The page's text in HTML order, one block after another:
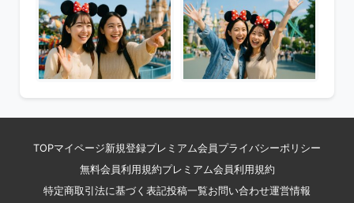
TOPマイページ新規登録プレミアム会員 プライバシーポリシー
無料会員利用規約プレミアム会員利用規約
特定商取引法に基づく表記投稿一覧お問い合わせ運営情報